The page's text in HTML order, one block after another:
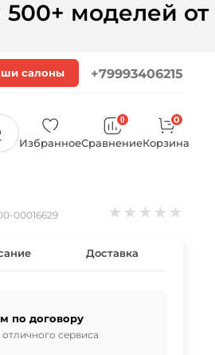
моделей от
салоны +79993406215
Избранное
0
Сравнение
0
Корзина
00016629 ★ ★ ★ ★ ★
Доставка
по договору
отличного сервиса